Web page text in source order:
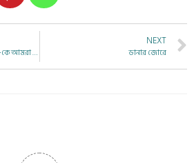
আমাদের দেশে কবে একজন তু-কে আমরা খুঁজে পাবো?
NEXT
ডানার জোরে